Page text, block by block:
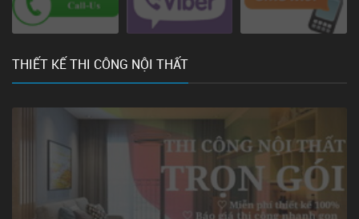
THIẾT KẾ THI CÔNG NỘI THẤT